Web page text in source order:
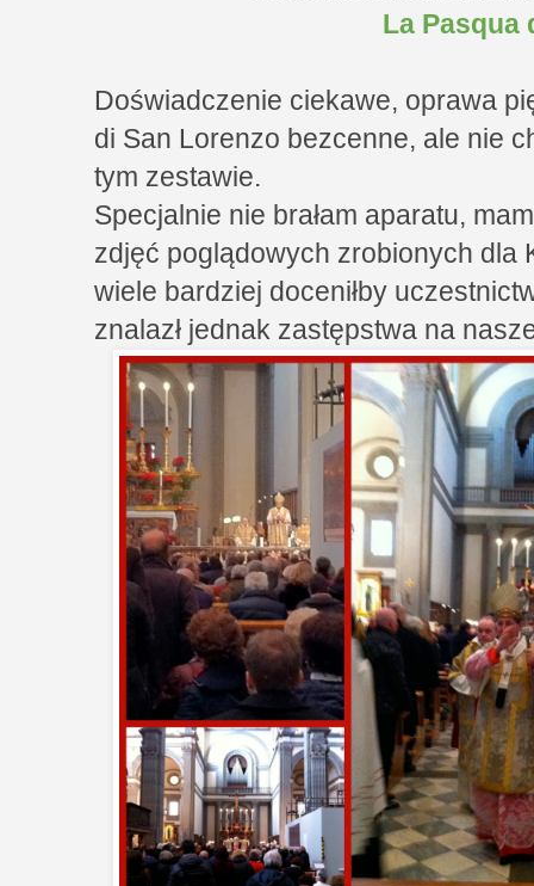
La Pasqua
Doświadczenie ciekawe, oprawa
di San Lorenzo bezcenne, ale nie
tym zestawie.
Specjalnie nie brałam aparatu,
zdjęć poglądowych zrobionych dla
wiele bardziej doceniłby
znalazł jednak zastępstwa na